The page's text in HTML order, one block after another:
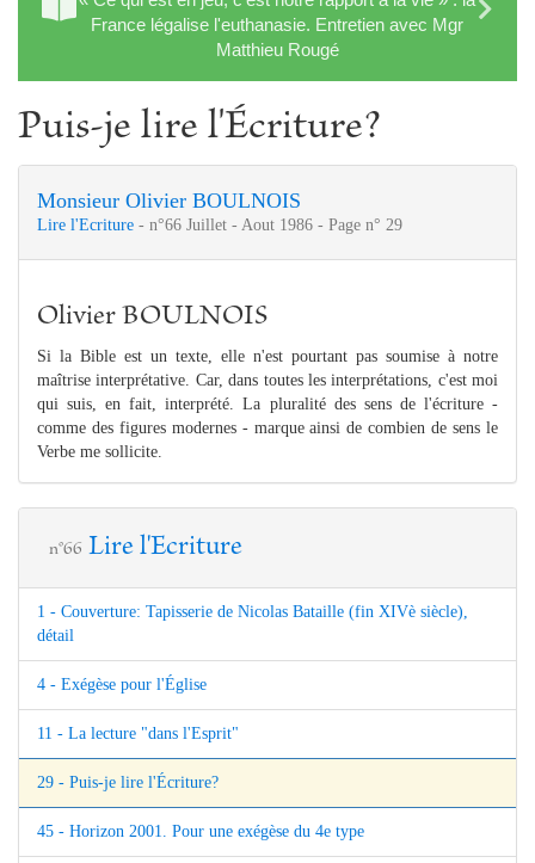
France légalise l'euthanasie. Entretien avec Mgr
Matthieu Rougé
Puis-je lire l'Écriture?
Monsieur Olivier BOULNOIS
Lire l'Ecriture - n°66 Juillet - Aout 1986 - Page n° 29
Olivier BOULNOIS
Si la Bible est un texte, elle n'est pourtant pas soumise à notre
maîtrise interprétative. Car, dans toutes les interprétations, c'est moi
qui suis, en fait, interprété. La pluralité des sens de l'écriture -
comme des figures modernes - marque ainsi de combien de sens le
Verbe me sollicite.
n°66 Lire l'Ecriture
1 - Couverture: Tapisserie de Nicolas Bataille (fin XIVè siècle),
détail
4 - Exégèse pour l'Église
11 - La lecture "dans l'Esprit"
29 - Puis-je lire l'Écriture?
45 - Horizon 2001. Pour une exégèse du 4e type